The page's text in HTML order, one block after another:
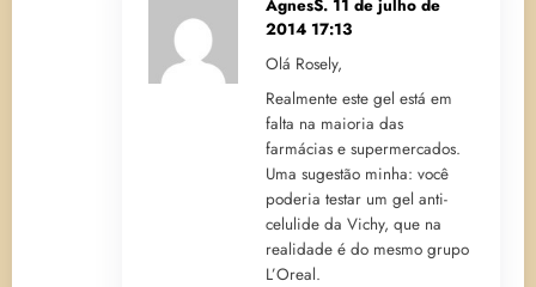
AgnesS. 11 de julho de
2014 17:13
Olá Rosely,
Realmente este gel está em
falta na maioria das
farmácias e supermercados.
Uma sugestão minha: você
poderia testar um gel anti-
celulide da Vichy, que na
realidade é do mesmo grupo
L’Oreal.